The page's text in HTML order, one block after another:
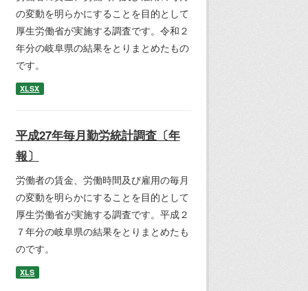
の変動を明らかにすることを目的として
厚生労働省が実施する調査です。令和２
年分の岐阜県の結果をとりまとめたもの
です。
XLSX
平成27年毎月勤労統計調査〔年
報〕
労働者の賃金、労働時間及び雇用の毎月
の変動を明らかにすることを目的として
厚生労働省が実施する調査です。平成２
７年分の岐阜県の結果をとりまとめたも
のです。
XLS